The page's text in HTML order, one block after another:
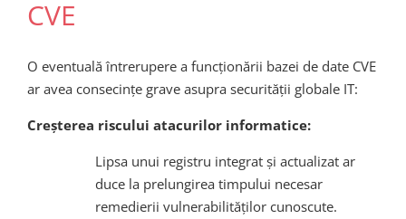
CVE
O eventuală întrerupere a funcționării bazei de date CVE
ar avea consecințe grave asupra securității globale IT:
Creșterea riscului atacurilor informatice:
Lipsa unui registru integrat și actualizat ar
duce la prelungirea timpului necesar
remedierii vulnerabilităților cunoscute.